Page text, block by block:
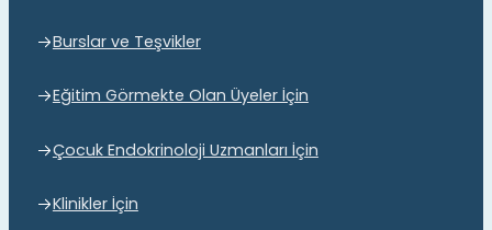
Burslar ve Teşvikler
Eğitim Görmekte Olan Üyeler İçin
Çocuk Endokrinoloji Uzmanları İçin
Klinikler İçin